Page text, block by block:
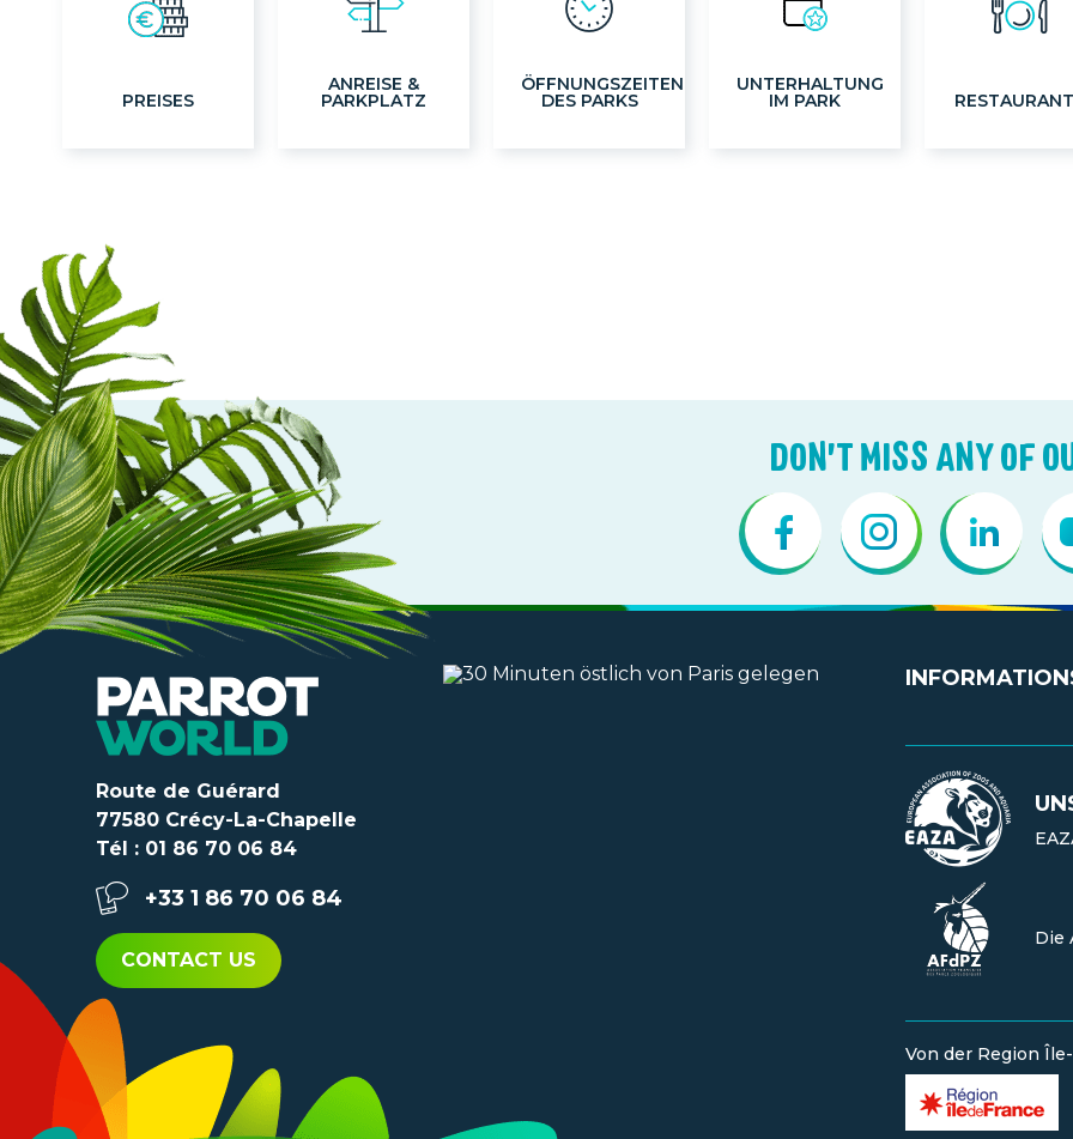
PREISES
ANREISE &
PARKPLATZ
ÖFFNUNGSZEITEN
DES PARKS
UNTERHALTUNG
IM PARK
DON'T MISS ANY OF
Route de Guérard
77580 Crécy-La-Chapelle
Tél : 01 86 70 06 84
+33 1 86 70 06 84
CONTACT US
Die
Von der Region